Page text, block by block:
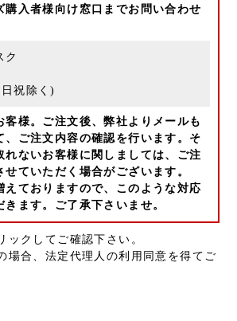
購入者様向け窓口までお問い合わせ
ク
祝除く)
客様。ご注文後、弊社よりメールも
、ご注文内容の確認を行います。そ
れないお客様に関しましては、ご注
ていただく場合がございます。
えておりますので、このような対応
ます。ご了承下さいませ。
ックしてご確認下さい。
場合、法定代理人の利用同意を得てご